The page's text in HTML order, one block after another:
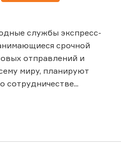
службы экспресс-
срочной
отправлений и
миру, планируют
сотрудничестве...